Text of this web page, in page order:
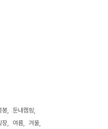
봉
둔내캠핑
장 여름
겨울